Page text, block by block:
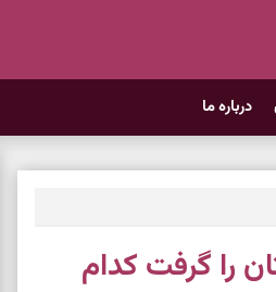
درباره ما
گرفت کدام